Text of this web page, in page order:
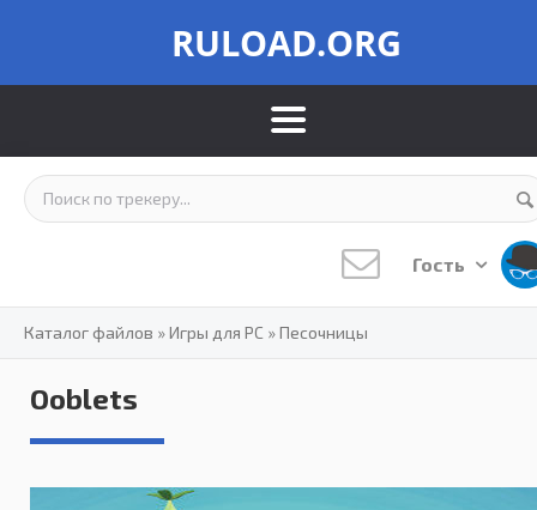
RULOAD.ORG
Гость
Каталог файлов »Игры для PC »Песочницы
Ooblets